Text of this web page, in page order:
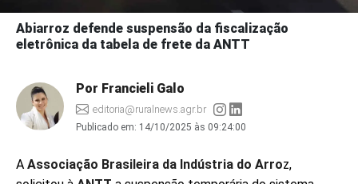
Abiarroz defende suspensão da fiscalização
eletrônica da tabela de frete da ANTT
Por Francieli Galo
editoria@ruralnews.agr.br
Publicado em: 14/10/2025 às 09:24:00
A Associação Brasileira da Indústria do Arroz,